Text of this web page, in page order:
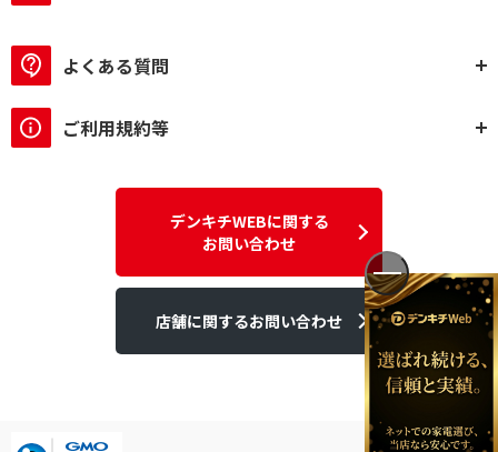
よくある質問
ご利用規約等
デンキチWEBに関する
お問い合わせ
店舗に関するお問い合わせ